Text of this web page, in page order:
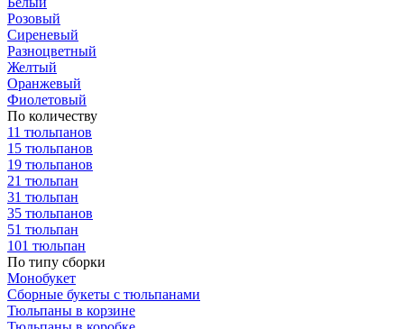
Розовый
Сиреневый
Разноцветный
Желтый
Оранжевый
Фиолетовый
По количеству
11 тюльпанов
15 тюльпанов
19 тюльпанов
21 тюльпан
31 тюльпан
35 тюльпанов
51 тюльпан
101 тюльпан
По типу сборки
Монобукет
Сборные букеты с тюльпанами
Тюльпаны в корзине